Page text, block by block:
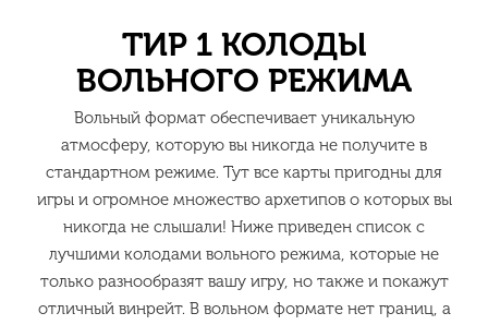
ТИР 1 КОЛОДЫ
ВОЛЬНОГО РЕЖИМА
Вольный формат обеспечивает уникальную
атмосферу, которую вы никогда не получите в
стандартном режиме. Тут все карты пригодны для
игры и огромное множество архетипов о которых вы
никогда не слышали! Ниже приведен список с
лучшими колодами вольного режима, которые не
только разнообразят вашу игру, но также и покажут
отличный винрейт. В вольном формате нет границ, а